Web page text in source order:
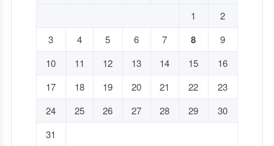
1
2
3
4 5 6 7 8
9
10
11 12 13 14 15
16
17
18 19 20 21 22
23
24
25 26 27 28 29
30
31